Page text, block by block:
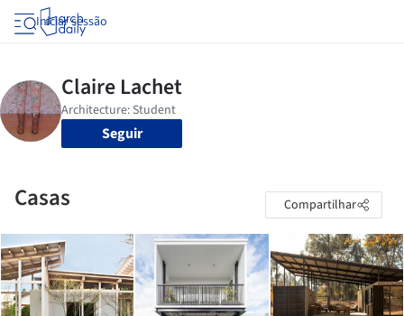
Iniciar sessão
Seguir
Casas Compartilhar